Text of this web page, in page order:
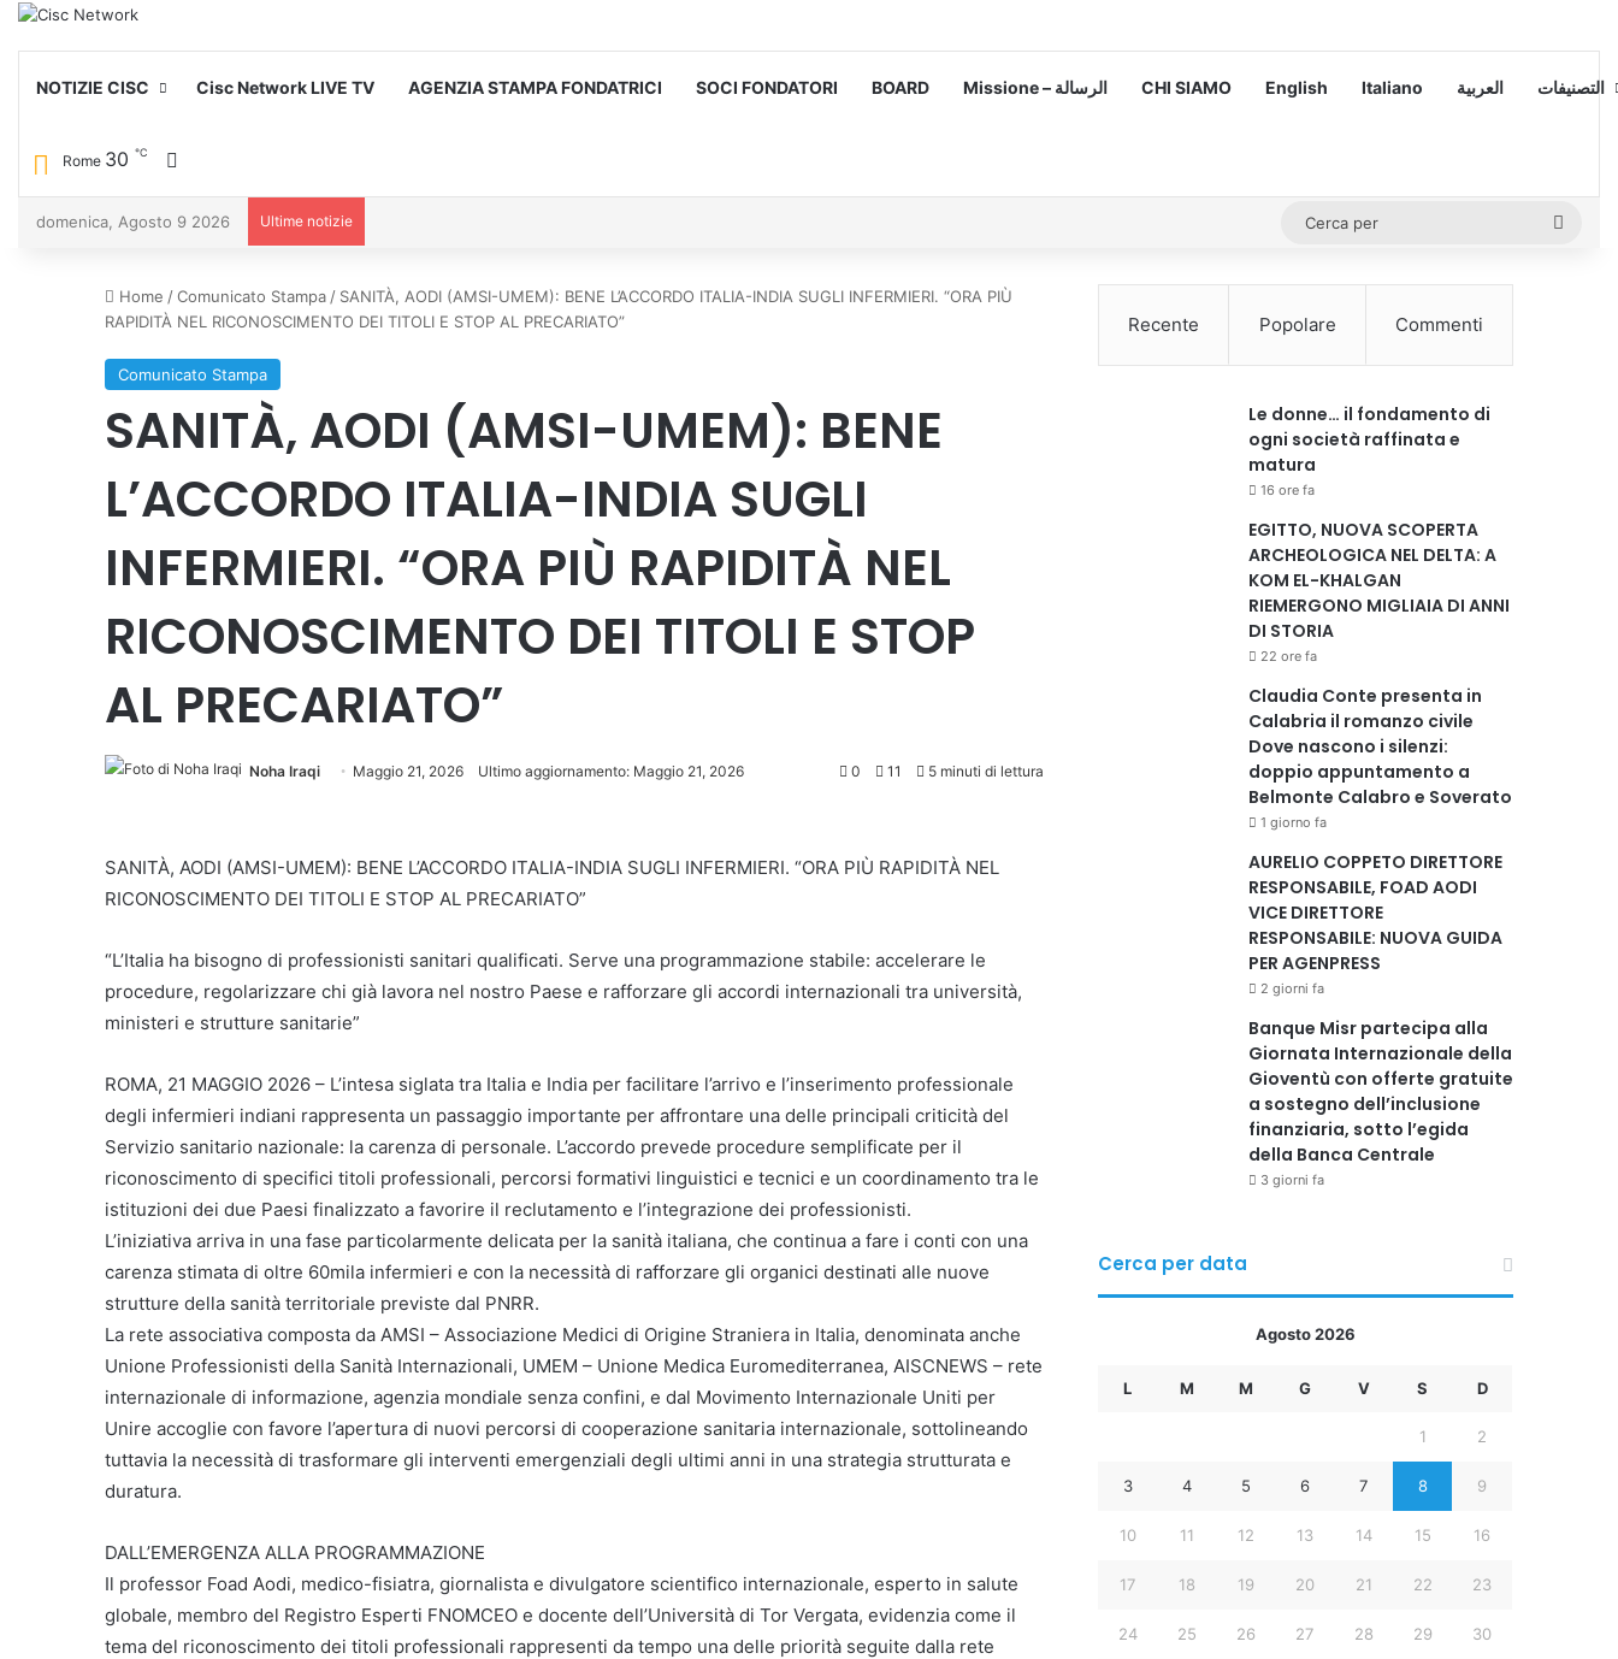
NOTIZIE CISC Cisc Network LIVE TV AGENZIA STAMPA FONDATRICI SOCI FONDATORI BOARD Missione – الرسالة CHI SIAMO English Italiano العربية التصنيفات
Rome 30 ℃
domenica, Agosto 9 2026 Ultime notizie
Home /Comunicato Stampa / SANITÀ, AODI (AMSI-UMEM): BENE L’ACCORDO ITALIA-INDIA SUGLI INFERMIERI. “ORA PIÙ
RAPIDITÀ NEL RICONOSCIMENTO DEI TITOLI E STOP AL PRECARIATO”
Comunicato Stampa
SANITÀ, AODI (AMSI-UMEM): BENE
L’ACCORDO ITALIA-INDIA SUGLI
INFERMIERI. “ORA PIÙ RAPIDITÀ NEL
RICONOSCIMENTO DEI TITOLI E STOP
AL PRECARIATO”
Noha Iraqi Maggio 21, 2026 Ultimo aggiornamento: Maggio 21, 2026 0 11 5 minuti di lettura
SANITÀ, AODI (AMSI-UMEM): BENE L’ACCORDO ITALIA-INDIA SUGLI INFERMIERI. “ORA PIÙ RAPIDITÀ NEL
RICONOSCIMENTO DEI TITOLI E STOP AL PRECARIATO”
“L’Italia ha bisogno di professionisti sanitari qualificati. Serve una programmazione stabile: accelerare le
procedure, regolarizzare chi già lavora nel nostro Paese e rafforzare gli accordi internazionali tra università,
ministeri e strutture sanitarie”
ROMA, 21 MAGGIO 2026 – L’intesa siglata tra Italia e India per facilitare l’arrivo e l’inserimento professionale
degli infermieri indiani rappresenta un passaggio importante per affrontare una delle principali criticità del
Servizio sanitario nazionale: la carenza di personale. L’accordo prevede procedure semplificate per il
riconoscimento di specifici titoli professionali, percorsi formativi linguistici e tecnici e un coordinamento tra le
istituzioni dei due Paesi finalizzato a favorire il reclutamento e l’integrazione dei professionisti.
L’iniziativa arriva in una fase particolarmente delicata per la sanità italiana, che continua a fare i conti con una
carenza stimata di oltre 60mila infermieri e con la necessità di rafforzare gli organici destinati alle nuove
strutture della sanità territoriale previste dal PNRR.
La rete associativa composta da AMSI – Associazione Medici di Origine Straniera in Italia, denominata anche
Unione Professionisti della Sanità Internazionali, UMEM – Unione Medica Euromediterranea, AISCNEWS – rete
internazionale di informazione, agenzia mondiale senza confini, e dal Movimento Internazionale Uniti per
Unire accoglie con favore l’apertura di nuovi percorsi di cooperazione sanitaria internazionale, sottolineando
tuttavia la necessità di trasformare gli interventi emergenziali degli ultimi anni in una strategia strutturata e
duratura.
DALL’EMERGENZA ALLA PROGRAMMAZIONE
Il professor Foad Aodi, medico-fisiatra, giornalista e divulgatore scientifico internazionale, esperto in salute
globale, membro del Registro Esperti FNOMCEO e docente dell’Università di Tor Vergata, evidenzia come il
tema del riconoscimento dei titoli professionali rappresenti da tempo una delle priorità seguite dalla rete
Recente Popolare Commenti
Le donne… il fondamento di
ogni società raffinata e
matura
16 ore fa
EGITTO, NUOVA SCOPERTA
ARCHEOLOGICA NEL DELTA: A
KOM EL-KHALGAN
RIEMERGONO MIGLIAIA DI ANNI
DI STORIA
22 ore fa
Claudia Conte presenta in
Calabria il romanzo civile
Dove nascono i silenzi:
doppio appuntamento a
Belmonte Calabro e Soverato
1 giorno fa
AURELIO COPPETO DIRETTORE
RESPONSABILE, FOAD AODI
VICE DIRETTORE
RESPONSABILE: NUOVA GUIDA
PER AGENPRESS
2 giorni fa
Banque Misr partecipa alla
Giornata Internazionale della
Gioventù con offerte gratuite
a sostegno dell’inclusione
finanziaria, sotto l’egida
della Banca Centrale
3 giorni fa
Cerca per data
Agosto 2026
L M M G V S D
1 2
3 4 5 6 7 8 9
10 11 12 13 14 15 16
17 18 19 20 21 22 23
24 25 26 27 28 29 30